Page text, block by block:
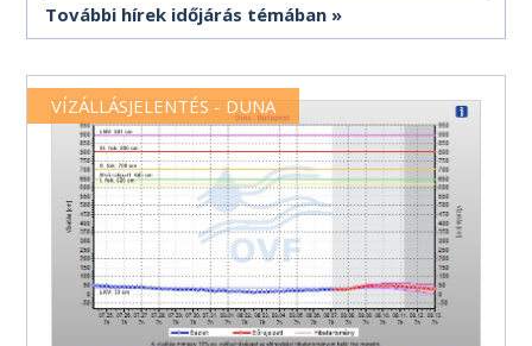
További hírek időjárás témában
VÍZÁLLÁSJELENTÉS - DUNA